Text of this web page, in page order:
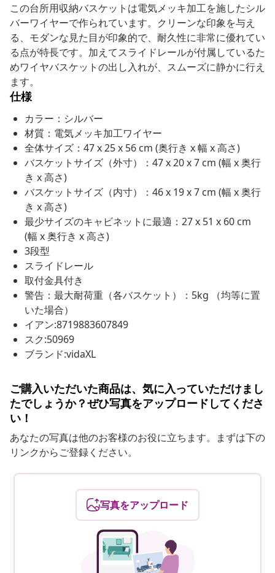
この台所用収納バスケットは電気メッキ加工を施したシル
バーワイヤーで作られています。クリーンな印象を与え
る、モダンな見た目が印象的で、耐久性に非常に優れてい
る点が特長です。加えてスライドレールが付属しているた
めワイヤバスケットの出し入れが、スムーズに静かに行え
ます。
仕様
カラー：シルバー
材質：電気メッキ加工ワイヤー
全体サイズ：47 x 25 x 56 cm (奥行き x 幅 x 高さ)
バスケットサイズ（外寸）：47 x 20 x 7 cm (幅 x 奥行
き x 高さ)
バスケットサイズ（内寸）：46 x 19 x 7 cm (幅 x 奥行
き x 高さ)
最少サイズのキャビネットに最適：27 x 51 x 60 cm
(幅 x 奥行き x 高さ)
3段型
スライドレール
取付金具付き
警告：最大耐荷重（各バスケット）：5kg （均等に置
いた場合）
イアン:8719883607849
スク:50969
ブランド:vidaXL
ご購入いただいた商品は、気に入っていただけまし
たでしょうか？ぜひ写真をアップロードしてくださ
い！
あなたの写真は他のお客様のお役に立ちます。まずは下の
リンクからご登録ください。
写真をアップロード